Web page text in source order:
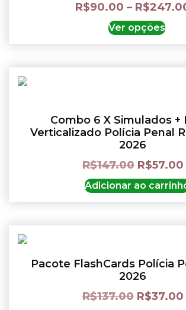
R$90.00 – R$
Ver opções
Combo 6 X Simulados +
Verticalizado Polícia Penal
2026
R$147.00 R$57.00
Adicionar ao
Pacote FlashCards Polícia
2026
R$137.00 R$37.00